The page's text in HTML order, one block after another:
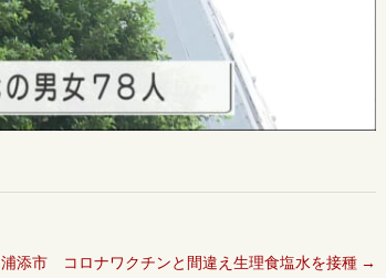
浦添市 コロナワクチンと間違え生理食塩水を接種 →